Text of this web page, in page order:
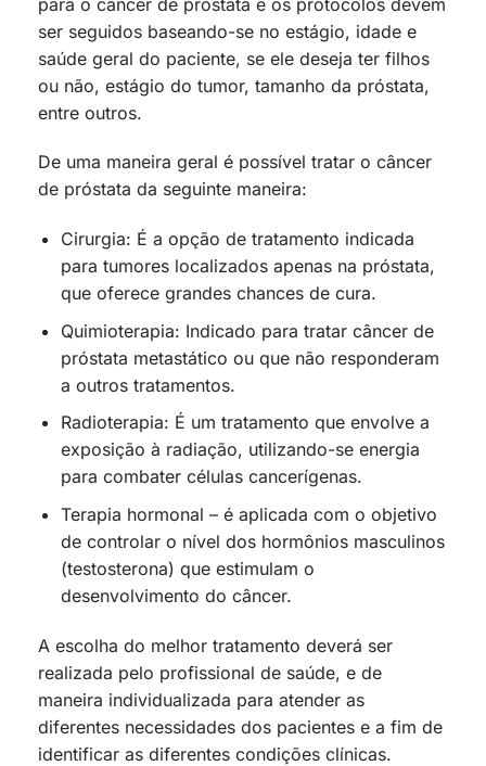
ser seguidos baseando-se no estágio, idade e
saúde geral do paciente, se ele deseja ter filhos
ou não, estágio do tumor, tamanho da próstata,
entre outros.
De uma maneira geral é possível tratar o câncer
de próstata da seguinte maneira:
Cirurgia: É a opção de tratamento indicada
para tumores localizados apenas na próstata,
que oferece grandes chances de cura.
Quimioterapia: Indicado para tratar câncer de
próstata metastático ou que não responderam
a outros tratamentos.
Radioterapia: É um tratamento que envolve a
exposição à radiação, utilizando-se energia
para combater células cancerígenas.
Terapia hormonal – é aplicada com o objetivo
de controlar o nível dos hormônios masculinos
(testosterona) que estimulam o
desenvolvimento do câncer.
A escolha do melhor tratamento deverá ser
realizada pelo profissional de saúde, e de
maneira individualizada para atender as
diferentes necessidades dos pacientes e a fim de
identificar as diferentes condições clínicas.